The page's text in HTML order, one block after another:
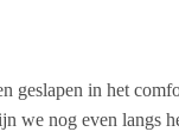
geslapen in het
we nog even langs